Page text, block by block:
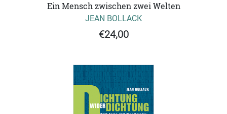
Ein Mensch zwischen zwei Welten
JEAN BOLLACK
€24,00